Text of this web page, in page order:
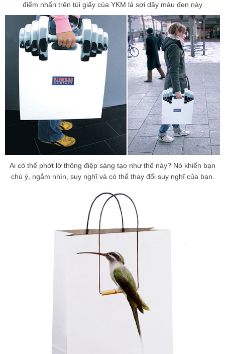
điểm nhấn trên túi giấy của YKM là sợi dây màu đen này
Ai có thể phớt lờ thông điệp sáng tạo như thế này? Nó khiến bạn
chú ý, ngắm nhìn, suy nghĩ và có thể thay đổi suy nghĩ của bạn.